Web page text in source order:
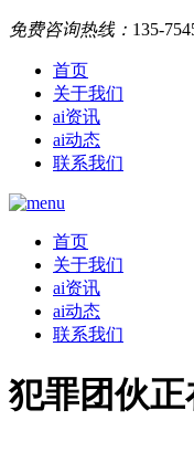
免费咨询热线： 135-
首页
关于我们
ai资讯
ai动态
联系我们
首页
关于我们
ai资讯
ai动态
联系我们
犯罪团伙